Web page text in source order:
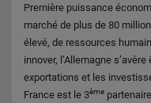
Première puissance
marché de plus de 80
élevé, de ressources
innover, l’Allemagne
exportations et les
France est le 3ème